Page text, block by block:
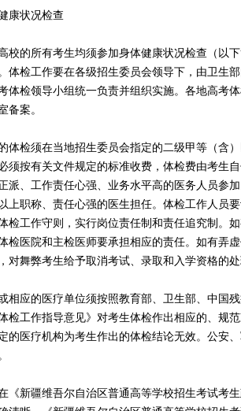
状况检查
的所有考生均须参加身体健康状况检查（以下
体检工作要在各级招生委员会领导下，由卫生
体检领导小组统一负责并组织实施。各地高考
备案。
检须在当地招生委员会指定的二级甲等（含）
须按有关文件规定的标准收费，体检费由考生
派、工作责任心强、业务水平高的医务人员参
上职称、责任心强的医生担任。体检工作人员
检工作守则，实行岗位责任制和责任追究制。
检医院和主检医师要承担相应的责任。如有弄
对舞弊考生给予取消考试、录取和入学资格的处
应的医疗单位须按照教育部、卫生部、中国残
检工作指导意见》对考生体检作出相应的、规
的医疗机构为考生作出的体检结论无效。公安
新疆维吾尔自治区普通高等学校招生考试考生